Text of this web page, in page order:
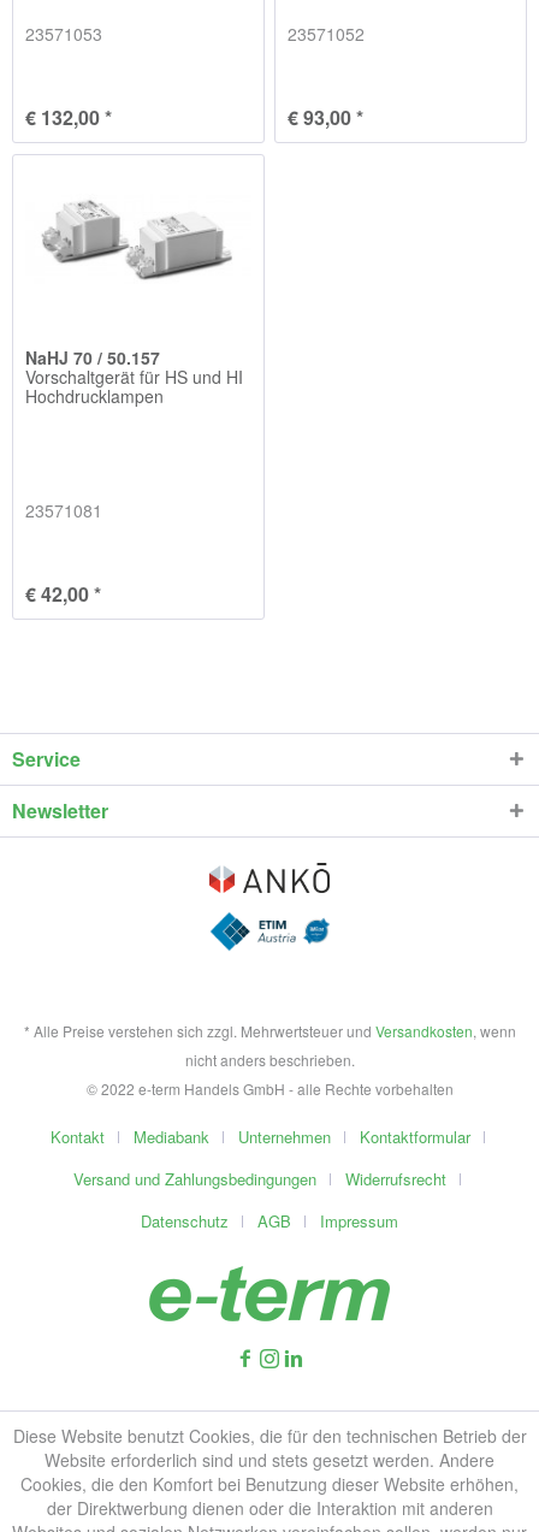
23571053
€ 132,00 *
23571052
€ 93,00 *
NaHJ 70 / 50.157
Vorschaltgerät für HS und HI
Hochdrucklampen
23571081
€ 42,00 *
Service
Newsletter
* Alle Preise verstehen sich zzgl. Mehrwertsteuer und Versandkosten, wenn
nicht anders beschrieben.
© 2022 e-term Handels GmbH - alle Rechte vorbehalten
Kontakt Mediabank Unternehmen
Kontaktformular
Versand und Zahlungsbedingungen
Widerrufsrecht
Datenschutz
AGB Impressum
Diese Website benutzt Cookies, die für den technischen Betrieb der
Website erforderlich sind und stets gesetzt werden. Andere
Cookies, die den Komfort bei Benutzung dieser Website erhöhen,
der Direktwerbung dienen oder die Interaktion mit anderen